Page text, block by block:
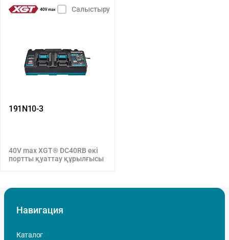
Салыстыру
191N10-3
40V max XGT® DC40RB екі
портты қуаттау құрылғысы
Навигация
Каталог